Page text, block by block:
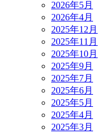
2026年5月
2026年4月
2025年12月
2025年11月
2025年10月
2025年9月
2025年7月
2025年6月
2025年5月
2025年4月
2025年3月